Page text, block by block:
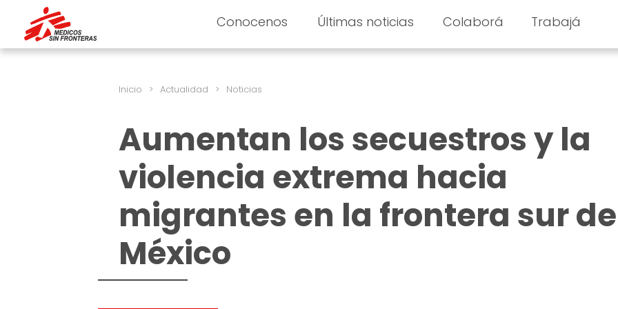
Conocenos Últimas noticias Colaborá Trabajá
Inicio > Actualidad > Noticias
Aumentan los secuestros y la
violencia extrema hacia
migrantes en la frontera sur de
México